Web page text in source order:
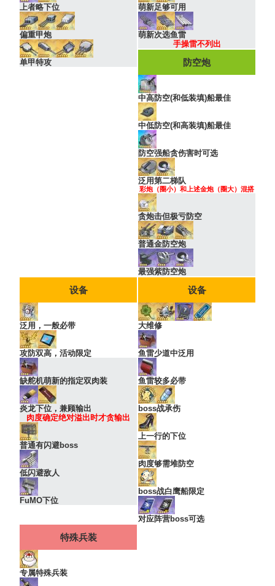
上者略下位
偏重甲炮
单甲特攻
萌新足够可用
萌新次选鱼雷
手操雷不列出
防空炮
中高防空(和低装填)船最佳
中低防空(和高装填)船最佳
防空强船贪伤害时可选
泛用第二梯队
彩炮（圈小）和上述金炮（圈大）混搭
贪炮击但极亏防空
普通金防空炮
最强紫防空炮
设备
泛用，一般必带
攻防双高，活动限定
缺舵机萌新的指定双肉装
炎龙下位，兼顾输出
肉度确定绝对溢出时才贪输出
普通有闪避boss
低闪避敌人
FuMO下位
设备
大维修
鱼雷少道中泛用
鱼雷较多必带
boss战承伤
上一行的下位
肉度够需堆防空
boss战白鹰船限定
对应阵营boss可选
特殊兵装
专属特殊兵装